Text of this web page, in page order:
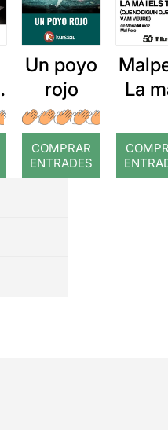
Un poyo
rojo
COMPRAR
ENTRADES
La
Que